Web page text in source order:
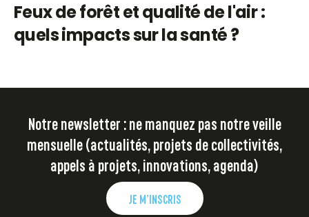
Feux de forêt et qualité de l'air :
quels impacts sur la santé ?
Notre newsletter : ne manquez pas notre veille
mensuelle (actualités, projets de collectivités,
appels à projets, innovations, agenda)
JE M’INSCRIS